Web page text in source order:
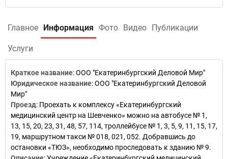
Главное Информация Фото Видео Публикации
Услуги
Краткое название:ООО "Екатеринбургский Деловой Мир"
Юридическое название:ООО "Екатеринбургский Деловой
Мир"
Проезд: Проехать к комплексу «Екатеринбургский
медицинский центр на Шевченко» можно на автобусе № 1,
13, 15, 20, 23, 31, 48, 57, 114, троллейбусе № 1, 3, 5, 9, 11, 15, 17,
19, маршрутном такси № 018, 021, 052. Добравшись до
остановки «ТЮЗ», необходимо проследовать к зданию № 9.